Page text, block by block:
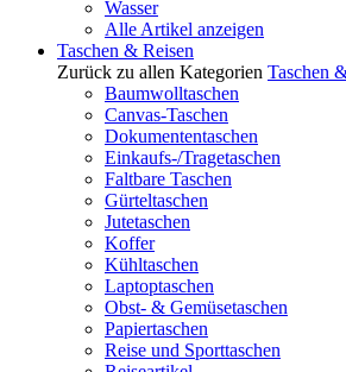
Wasser
Alle Artikel anzeigen
Taschen & Reisen
Zurück zu allen Kategorien Taschen
Baumwolltaschen
Canvas-Taschen
Dokumententaschen
Einkaufs-/Tragetaschen
Faltbare Taschen
Gürteltaschen
Jutetaschen
Koffer
Kühltaschen
Laptoptaschen
Obst- & Gemüsetaschen
Papiertaschen
Reise und Sporttaschen